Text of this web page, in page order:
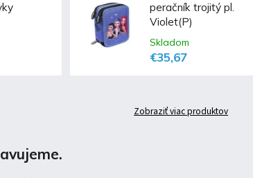
peračník trojitý pl.
Violet(P)
Skladom
€35,67
Zobraziť viac produktov